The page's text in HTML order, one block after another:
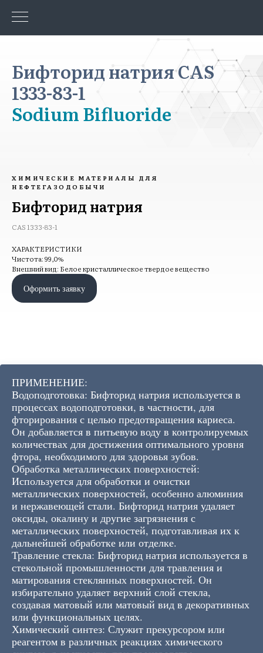
Бифторид натрия CAS
1333-83-1
Sodium Bifluoride
ХИМИЧЕСКИЕ МАТЕРИАЛЫ ДЛЯ
НЕФТЕГАЗОДОБЫЧИ
Бифторид натрия
CAS 1333-83-1
ХАРАКТЕРИСТИКИ
Чистота: 99,0%
Внешний вид: Белое кристаллическое твердое вещество
Оформить заявку
ПРИМЕНЕНИЕ:
Водоподготовка: Бифторид натрия используется в
процессах водоподготовки, в частности, для
фторирования с целью предотвращения кариеса.
Он добавляется в питьевую воду в контролируемых
количествах для достижения оптимального уровня
фтора, необходимого для здоровья зубов.
Обработка металлических поверхностей:
Используется для обработки и очистки
металлических поверхностей, особенно алюминия
и нержавеющей стали. Бифторид натрия удаляет
оксиды, окалину и другие загрязнения с
металлических поверхностей, подготавливая их к
дальнейшей обработке или отделке.
Травление стекла: Бифторид натрия используется в
стекольной промышленности для травления и
матирования стеклянных поверхностей. Он
избирательно удаляет верхний слой стекла,
создавая матовый или матовый вид в декоративных
или функциональных целях.
Химический синтез: Служит прекурсором или
реагентом в различных реакциях химического